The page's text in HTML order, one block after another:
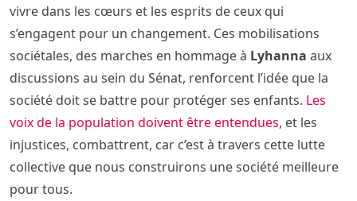
vivre dans les cœurs et les esprits de ceux qui
s’engagent pour un changement. Ces mobilisations
sociétales, des marches en hommage à Lyhanna aux
discussions au sein du Sénat, renforcent l’idée que la
société doit se battre pour protéger ses enfants. Les
voix de la population doivent être entendues, et les
injustices, combattrent, car c’est à travers cette lutte
collective que nous construirons une société meilleure
pour tous.